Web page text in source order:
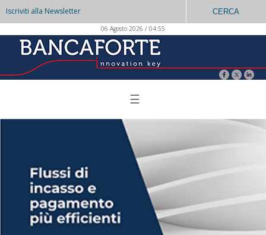
Iscriviti alla Newsletter CERCA
06 Agosto 2026 / 04:55
☰